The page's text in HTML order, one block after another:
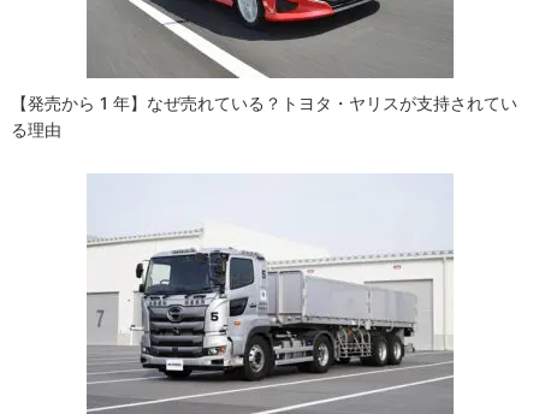
【発売から 1 年】なぜ売れている？トヨタ・ヤリスが支持されてい
る理由